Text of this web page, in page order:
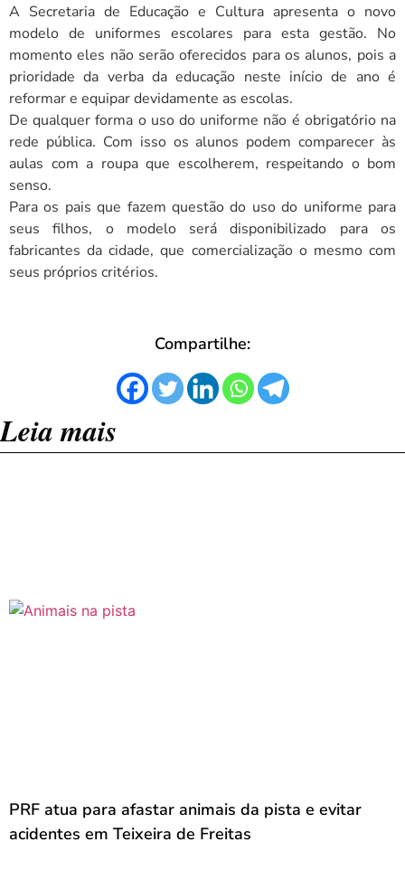
A Secretaria de Educação e Cultura apresenta o novo
modelo de uniformes escolares para esta gestão. No
momento eles não serão oferecidos para os alunos, pois a
prioridade da verba da educação neste início de ano é
reformar e equipar devidamente as escolas.
De qualquer forma o uso do uniforme não é obrigatório na
rede pública. Com isso os alunos podem comparecer às
aulas com a roupa que escolherem, respeitando o bom
senso.
Para os pais que fazem questão do uso do uniforme para
seus filhos, o modelo será disponibilizado para os
fabricantes da cidade, que comercialização o mesmo com
seus próprios critérios.
Compartilhe:
Leia mais
PRF atua para afastar animais da pista e evitar
acidentes em Teixeira de Freitas